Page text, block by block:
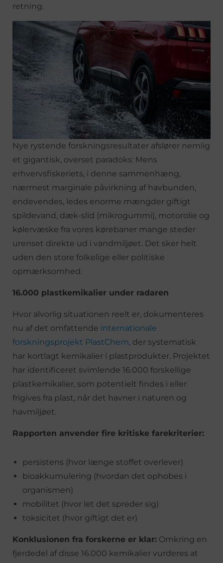
retning.
Nye rystende forskningsresultater afslører nemlig
et gigantisk, overset paradoks: Mens
erhvervsfiskeriets, i denne sammenhæng,
nærmest marginale påvirkning af havbunden,
endevendes, ledes enorme mængder giftigt
spildevand, dæk-slid (mikrogummi), motorolie og
kølervæske fra vores kørebaner mange steder
urenset direkte ud i vandmiljøet. Det sker helt
uden den store folkelige eller politiske
opmærksomhed.
16.000 plastkemikalier under radaren
Hvor alvorlig situationen reelt er, dokumenteres
nu af det omfattende internationale
forskningsprojekt PlastChem, der systematisk
har kortlagt kemikalier i plastprodukter. Projektet
har identificeret svimlende 16.000 forskellige
plastkemikalier, som potentielt findes i eller
frigives fra plast, når det havner i naturen og
havmiljøet.
Rapporten anvender fire kritiske farekriterier:
persistens (hvor længe stoffet overlever)
bioakkumulering (hvordan det ophobes i
organismen)
mobilitet (hvor let det spreder sig)
toksicitet (hvor giftigt det er)
Konklusionen fra forskerne er klar: Omkring en
fjerdedel af disse 16.000 kemikalier vurderes at